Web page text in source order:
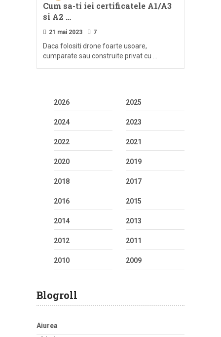
Cum sa-ti iei certificatele A1/A3
si A2 …
21 mai 2023 7
Daca folositi drone foarte usoare,
cumparate sau construite privat cu …
2026 2025
2024 2023
2022 2021
2020 2019
2018 2017
2016 2015
2014 2013
2012 2011
2010 2009
Blogroll
Aiurea